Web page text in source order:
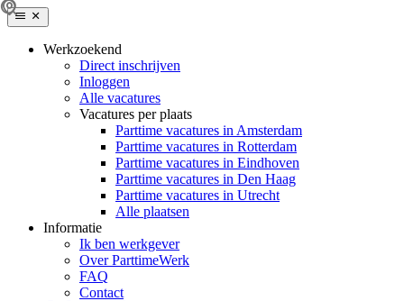
Werkzoekend
Direct inschrijven
Inloggen
Alle vacatures
Vacatures per plaats
Parttime vacatures in Amsterdam
Parttime vacatures in Rotterdam
Parttime vacatures in Eindhoven
Parttime vacatures in Den Haag
Parttime vacatures in Utrecht
Alle plaatsen
Informatie
Ik ben werkgever
Over ParttimeWerk
FAQ
Contact